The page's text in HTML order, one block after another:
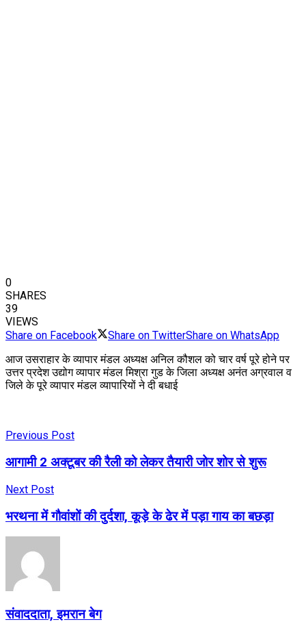
0
SHARES
39
VIEWS
Share on Facebook
Share on TwitterShare on WhatsApp
आज उसराहार के व्यापार मंडल अध्यक्ष अनिल कौशल को चार वर्ष पूरे होने पर
उत्तर प्रदेश उद्योग व्यापार मंडल मिश्रा गुड के जिला अध्यक्ष अनंत अग्रवाल व
जिले के पूरे व्यापार मंडल व्यापारियों ने दी बधाई
Previous Post
आगामी 2 अक्टूबर की रैली को लेकर तैयारी जोर शोर से शुरू
Next Post
भरथना में गौवांशों की दुर्दशा, कूड़े के ढेर में पड़ा गाय का बछड़ा
संवाददाता, इमरान बेग